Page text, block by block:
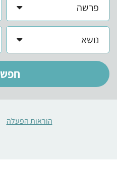
פרשה
נושא
חפש
הוראות הפעלה